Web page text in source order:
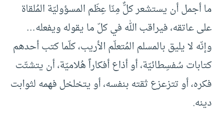
ما أجمل أن يستشعر كلٌّ مِنّا عِظَم المسؤوليّة المُلقاة
على عاتقه، فيراقب الله في كلّ ما يقوله ويفعله…
وإنّه لا يليق بالمسلم المُتعلّم الأريب، كلّما كتب أحدهم
كتابات سُفسِطائيّة، أو أذاع أفكاراً هُلاميّة، أن يتشتّت
فكره، أو تتزعزع ثقته بنفسه، أو يتخلخل فهمه لثوابت
دينه.